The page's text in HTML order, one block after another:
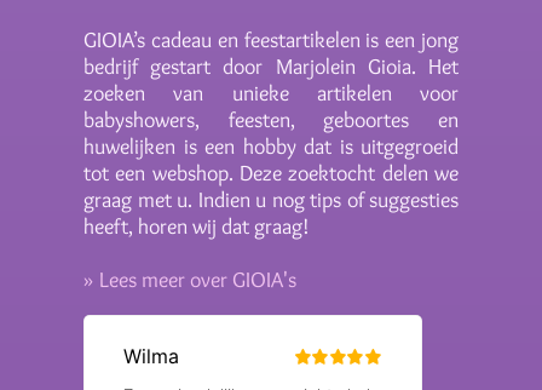
GIOIA’s cadeau en feestartikelen is een jong
bedrijf gestart door Marjolein Gioia. Het
zoeken van unieke artikelen voor
babyshowers, feesten, geboortes en
huwelijken is een hobby dat is uitgegroeid
tot een webshop. Deze zoektocht delen we
graag met u. Indien u nog tips of suggesties
heeft, horen wij dat graag!
» Lees meer over GIOIA's